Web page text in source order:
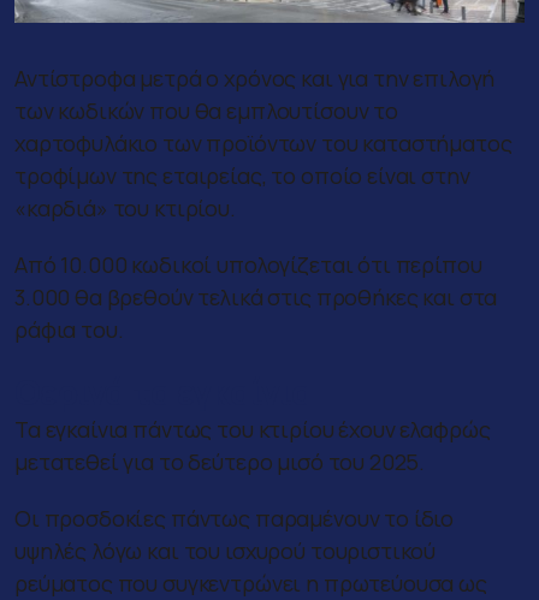
Αντίστροφα μετρά ο χρόνος και για την επιλογή
των κωδικών που θα εμπλουτίσουν το
χαρτοφυλάκιο των προϊόντων του καταστήματος
τροφίμων της εταιρείας, το οποίο είναι στην
«καρδιά» του κτιρίου.
Από 10.000 κωδικοί υπολογίζεται ότι περίπου
3.000 θα βρεθούν τελικά στις προθήκες και στα
ράφια του.
Τα εγκαίνια πάντως του κτιρίου έχουν ελαφρώς
μετατεθεί για το δεύτερο μισό του 2025.
Οι προσδοκίες πάντως παραμένουν το ίδιο
υψηλές λόγω και του ισχυρού τουριστικού
ρεύματος που συγκεντρώνει η πρωτεύουσα ως